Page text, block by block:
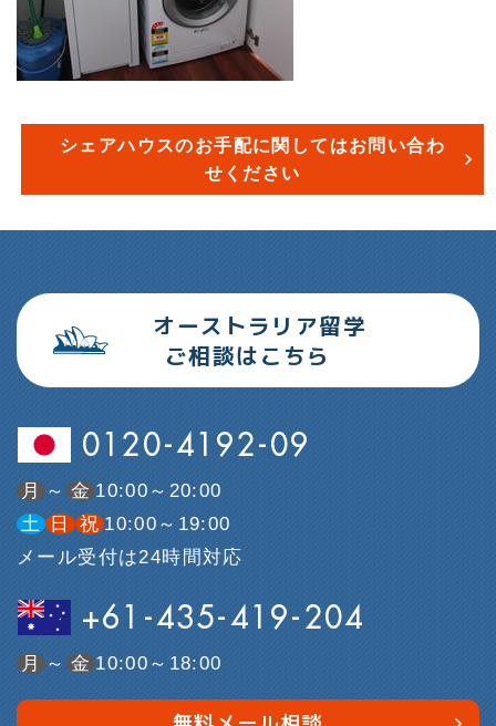
シェアハウスのお手配に関してはお問い合わ
せください
オーストラリア留学
ご相談はこちら
0120-4192-09
月 ～ 金 10:00～20:00
土 日 祝 10:00～19:00
メール受付は24時間対応
+61-435-419-204
月 ～ 金 10:00～18:00